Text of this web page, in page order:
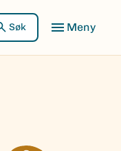
Søk